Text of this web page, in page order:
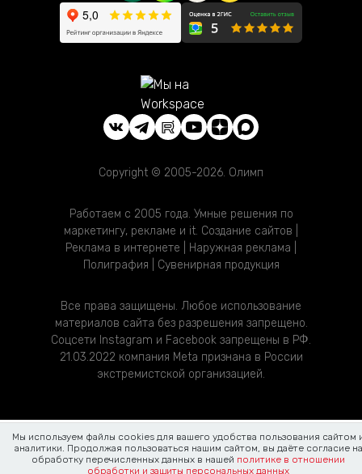
Copyright © 2005-2026. Олимп
Работаем с 2005 года. Умные решения по
маркетингу, рекламе и it. Создание сайтов |
Реклама в интернете | Наружная реклама |
Полиграфия | Сувенирная продукция
Все права защищены. Любое использование
материалов сайта без разрешения запрещено.
Соцсети Instagram и Facebook запрещены в РФ.
21.03.2022 компания Meta признана в России
экстремистской организацией.
Мы используем файлы cookies для вашего удобства пользования сайтом
аналитики. Продолжая пользоваться нашим сайтом, вы даёте согласие на
обработку перечисленных данных в нашей политике в отношении
обработки и защиты персональных данных